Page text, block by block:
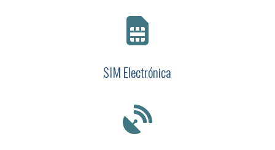

SIM Electrónica
